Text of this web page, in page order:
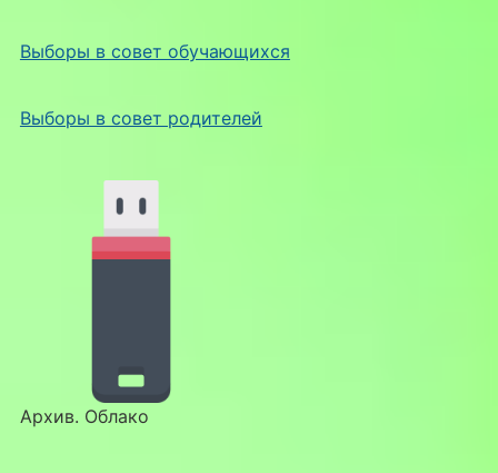
Выборы в совет обучающихся
Выборы в совет родителей
Архив. Облако